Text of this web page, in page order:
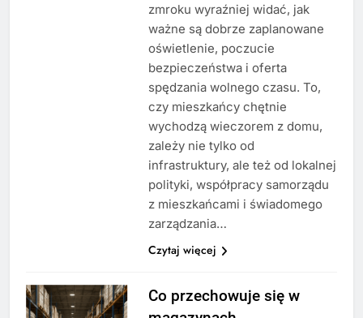
zmroku wyraźniej widać, jak
ważne są dobrze zaplanowane
oświetlenie, poczucie
bezpieczeństwa i oferta
spędzania wolnego czasu. To,
czy mieszkańcy chętnie
wychodzą wieczorem z domu,
zależy nie tylko od
infrastruktury, ale też od lokalnej
polityki, współpracy samorządu
z mieszkańcami i świadomego
zarządzania…
Czytaj więcej
Co przechowuje się w